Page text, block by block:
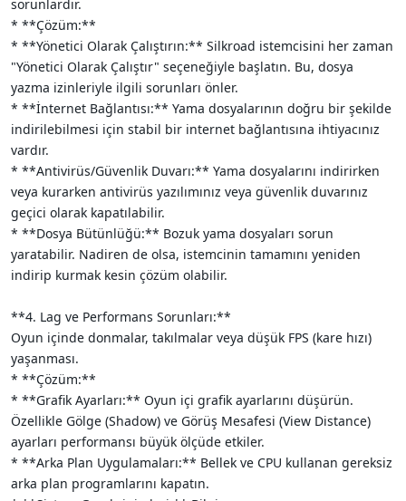
sorunlardır.
* **Çözüm:**
* **Yönetici Olarak Çalıştırın:** Silkroad istemcisini her zaman
"Yönetici Olarak Çalıştır" seçeneğiyle başlatın. Bu, dosya
yazma izinleriyle ilgili sorunları önler.
* **İnternet Bağlantısı:** Yama dosyalarının doğru bir şekilde
indirilebilmesi için stabil bir internet bağlantısına ihtiyacınız
vardır.
* **Antivirüs/Güvenlik Duvarı:** Yama dosyalarını indirirken
veya kurarken antivirüs yazılımınız veya güvenlik duvarınız
geçici olarak kapatılabilir.
* **Dosya Bütünlüğü:** Bozuk yama dosyaları sorun
yaratabilir. Nadiren de olsa, istemcinin tamamını yeniden
indirip kurmak kesin çözüm olabilir.
**4. Lag ve Performans Sorunları:**
Oyun içinde donmalar, takılmalar veya düşük FPS (kare hızı)
yaşanması.
* **Çözüm:**
* **Grafik Ayarları:** Oyun içi grafik ayarlarını düşürün.
Özellikle Gölge (Shadow) ve Görüş Mesafesi (View Distance)
ayarları performansı büyük ölçüde etkiler.
* **Arka Plan Uygulamaları:** Bellek ve CPU kullanan gereksiz
arka plan programlarını kapatın.